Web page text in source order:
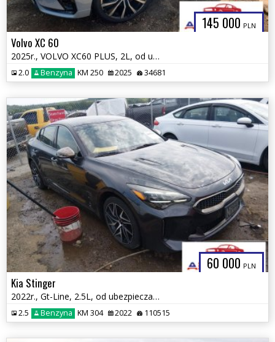
145 000 PLN
Volvo XC 60
2025r., VOLVO XC60 PLUS, 2L, od ubezpieczalni
2.0 Benzyna KM 250 2025 34681
60 000 PLN
Kia Stinger
2022r., Gt-Line, 2.5L, od ubezpieczalni
2.5 Benzyna KM 304 2022 110515